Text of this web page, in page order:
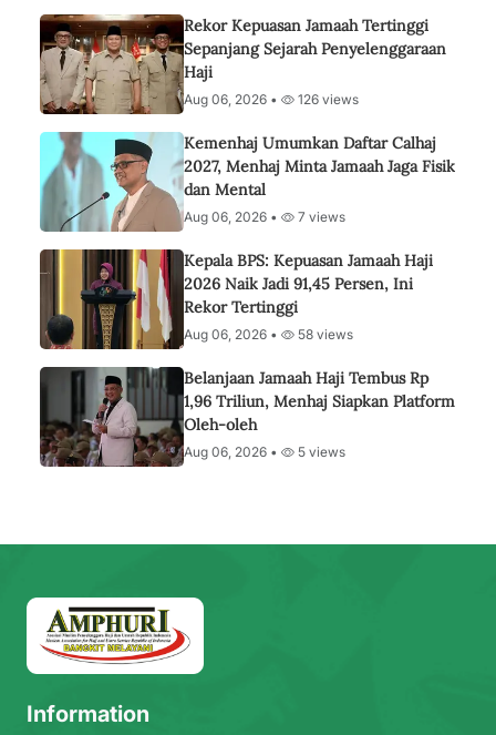
Rekor Kepuasan Jamaah Tertinggi
Sepanjang Sejarah Penyelenggaraan
Haji
Aug 06, 2026 • 126 views
Kemenhaj Umumkan Daftar Calhaj
2027, Menhaj Minta Jamaah Jaga Fisik
dan Mental
Aug 06, 2026 • 7 views
Kepala BPS: Kepuasan Jamaah Haji
2026 Naik Jadi 91,45 Persen, Ini
Rekor Tertinggi
Aug 06, 2026 • 58 views
Belanjaan Jamaah Haji Tembus Rp
1,96 Triliun, Menhaj Siapkan Platform
Oleh-oleh
Aug 06, 2026 • 5 views
Information